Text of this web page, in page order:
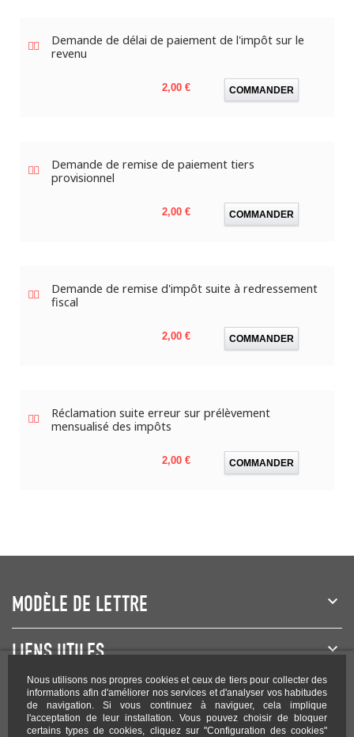
Nous utilisons nos propres cookies et ceux de tiers pour collecter des
informations afin d'améliorer nos services et d'analyser vos habitudes
de navigation. Si vous continuez à naviguer, cela implique
l'acceptation de leur installation. Vous pouvez choisir de bloquer
certains types de cookies, cliquez sur "Configuration des cookies"
Demande de délai de paiement de l'impôt sur le
revenu
Prix
2,00 € COMMANDER
Demande de remise de paiement tiers
provisionnel
Prix
2,00 € COMMANDER
Demande de remise d'impôt suite à redressement
fiscal
Prix
2,00 € COMMANDER
Réclamation suite erreur sur prélèvement
mensualisé des impôts
Prix
2,00 € COMMANDER
MODÈLE DE LETTRE
LIENS UTILES
NEWSLETTER